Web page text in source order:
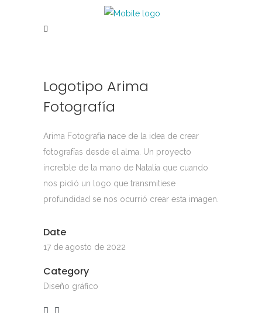
Logotipo Arima
Fotografía
Arima Fotografía nace de la idea de crear
fotografías desde el alma. Un proyecto
increíble de la mano de Natalia que cuando
nos pidió un logo que transmitiese
profundidad se nos ocurrió crear esta imagen.
Date
17 de agosto de 2022
Category
Diseño gráfico